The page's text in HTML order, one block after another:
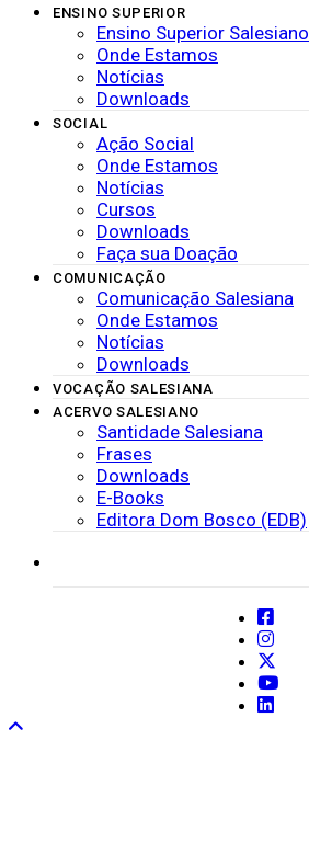
ENSINO SUPERIOR
Ensino Superior Salesiano
Onde Estamos
Notícias
Downloads
SOCIAL
Ação Social
Onde Estamos
Notícias
Cursos
Downloads
Faça sua Doação
COMUNICAÇÃO
Comunicação Salesiana
Onde Estamos
Notícias
Downloads
VOCAÇÃO SALESIANA
ACERVO SALESIANO
Santidade Salesiana
Frases
Downloads
E-Books
Editora Dom Bosco (EDB)